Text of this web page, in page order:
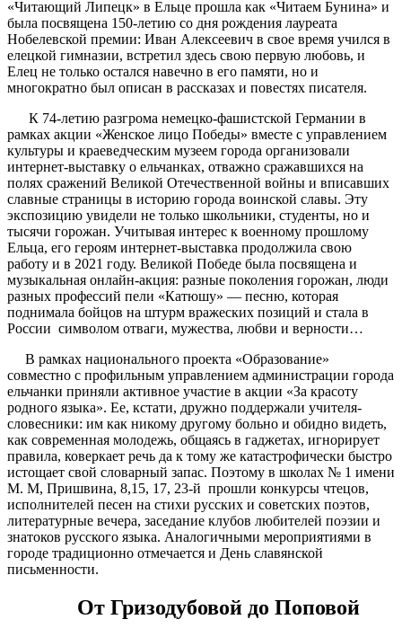
«Читающий Липецк» в Ельце прошла как «Читаем Бунина» и
была посвящена 150-летию со дня рождения лауреата
Нобелевской премии: Иван Алексеевич в свое время учился в
елецкой гимназии, встретил здесь свою первую любовь, и
Елец не только остался навечно в его памяти, но и
многократно был описан в рассказах и повестях писателя.
К 74-летию разгрома немецко-фашистской Германии в
рамках акции «Женское лицо Победы» вместе с управлением
культуры и краеведческим музеем города организовали
интернет-выставку о ельчанках, отважно сражавшихся на
полях сражений Великой Отечественной войны и вписавших
славные страницы в историю города воинской славы. Эту
экспозицию увидели не только школьники, студенты, но и
тысячи горожан. Учитывая интерес к военному прошлому
Ельца, его героям интернет-выставка продолжила свою
работу и в 2021 году. Великой Победе была посвящена и
музыкальная онлайн-акция: разные поколения горожан, люди
разных профессий пели «Катюшу» — песню, которая
поднимала бойцов на штурм вражеских позиций и стала в
России символом отваги, мужества, любви и верности…
В рамках национального проекта «Образование»
совместно с профильным управлением администрации города
ельчанки приняли активное участие в акции «За красоту
родного языка». Ее, кстати, дружно поддержали учителя-
словесники: им как никому другому больно и обидно видеть,
как современная молодежь, общаясь в гаджетах, игнорирует
правила, коверкает речь да к тому же катастрофически быстро
истощает свой словарный запас. Поэтому в школах № 1 имени
М. М, Пришвина, 8,15, 17, 23-й прошли конкурсы чтецов,
исполнителей песен на стихи русских и советских поэтов,
литературные вечера, заседание клубов любителей поэзии и
знатоков русского языка. Аналогичными мероприятиями в
городе традиционно отмечается и День славянской
письменности.
От Гризодубовой до Поповой